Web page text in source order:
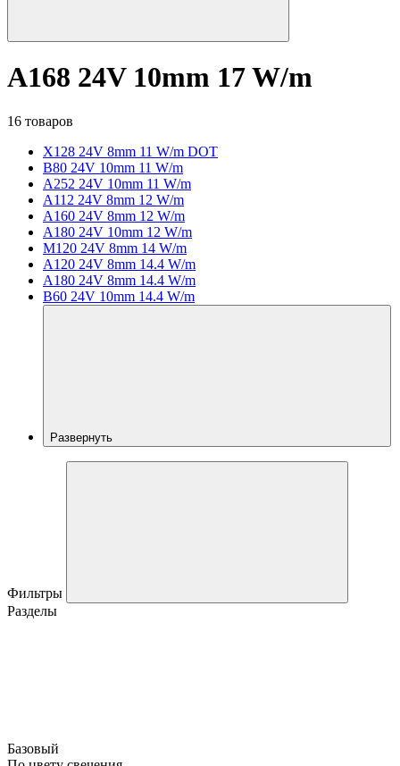
A168 24V 10mm 17 W/m
16 товаров
X128 24V 8mm 11 W/m DOT
B80 24V 10mm 11 W/m
A252 24V 10mm 11 W/m
A112 24V 8mm 12 W/m
A160 24V 8mm 12 W/m
A180 24V 10mm 12 W/m
M120 24V 8mm 14 W/m
A120 24V 8mm 14.4 W/m
A180 24V 8mm 14.4 W/m
B60 24V 10mm 14.4 W/m
Развернуть
Фильтры
Разделы
Базовый